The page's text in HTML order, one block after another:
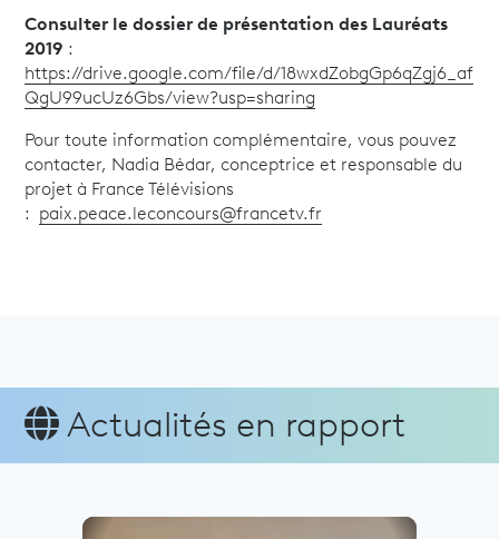
Consulter le dossier de présentation des Lauréats
2019 :
https://drive.google.com/file/d/18wxdZobgGp6qZgj6_af
QgU99ucUz6Gbs/view?usp=sharing
Pour toute information complémentaire, vous pouvez
contacter, Nadia Bédar, conceptrice et responsable du
projet à France Télévisions
: paix.peace.leconcours@francetv.fr
Actualités en rapport